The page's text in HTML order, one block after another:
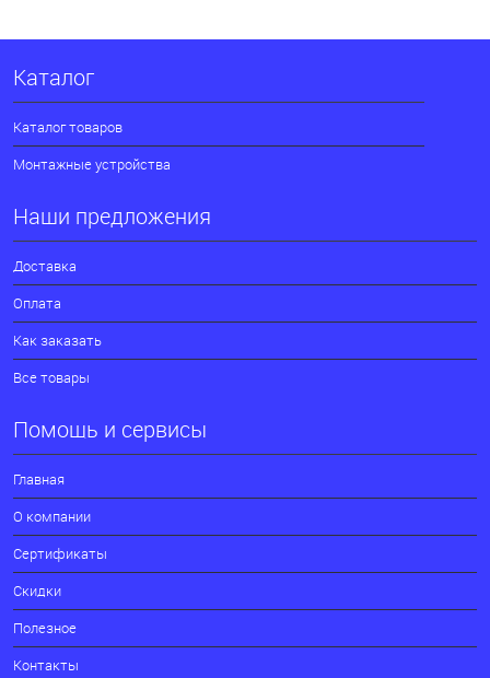
Каталог
Каталог товаров
Монтажные устройства
Наши предложения
Доставка
Оплата
Как заказать
Все товары
Помощь и сервисы
Главная
О компании
Сертификаты
Скидки
Полезное
Контакты